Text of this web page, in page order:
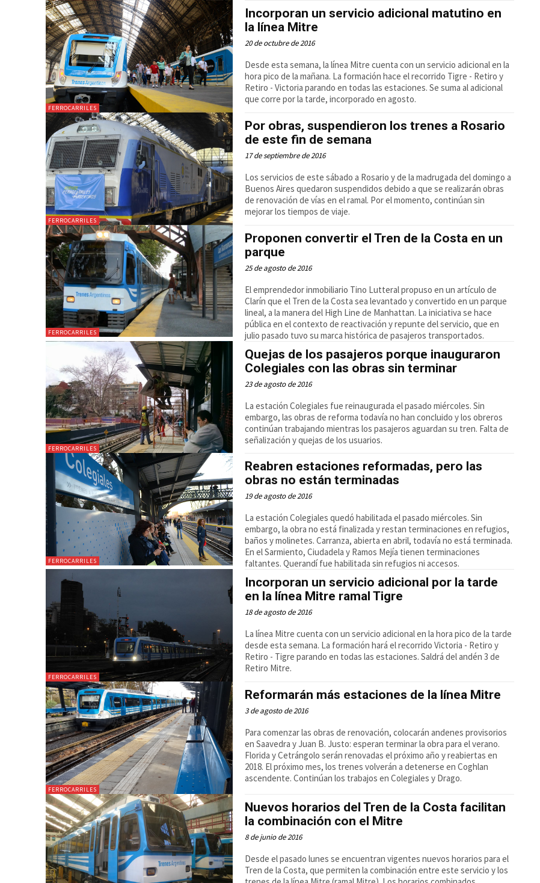
FERROCARRILES
Incorporan un servicio adicional matutino en
la línea Mitre
20 de octubre de 2016
Desde esta semana, la línea Mitre cuenta con un servicio adicional en la
hora pico de la mañana. La formación hace el recorrido Tigre - Retiro y
Retiro - Victoria parando en todas las estaciones. Se suma al adicional
que corre por la tarde, incorporado en agosto.
FERROCARRILES
Por obras, suspendieron los trenes a Rosario
de este fin de semana
17 de septiembre de 2016
Los servicios de este sábado a Rosario y de la madrugada del domingo a
Buenos Aires quedaron suspendidos debido a que se realizarán obras
de renovación de vías en el ramal. Por el momento, continúan sin
mejorar los tiempos de viaje.
FERROCARRILES
Proponen convertir el Tren de la Costa en un
parque
25 de agosto de 2016
El emprendedor inmobiliario Tino Lutteral propuso en un artículo de
Clarín que el Tren de la Costa sea levantado y convertido en un parque
lineal, a la manera del High Line de Manhattan. La iniciativa se hace
pública en el contexto de reactivación y repunte del servicio, que en
julio pasado tuvo su marca histórica de pasajeros transportados.
FERROCARRILES
Quejas de los pasajeros porque inauguraron
Colegiales con las obras sin terminar
23 de agosto de 2016
La estación Colegiales fue reinaugurada el pasado miércoles. Sin
embargo, las obras de reforma todavía no han concluido y los obreros
continúan trabajando mientras los pasajeros aguardan su tren. Falta de
señalización y quejas de los usuarios.
FERROCARRILES
Reabren estaciones reformadas, pero las
obras no están terminadas
19 de agosto de 2016
La estación Colegiales quedó habilitada el pasado miércoles. Sin
embargo, la obra no está finalizada y restan terminaciones en refugios,
baños y molinetes. Carranza, abierta en abril, todavía no está terminada.
En el Sarmiento, Ciudadela y Ramos Mejía tienen terminaciones
faltantes. Querandí fue habilitada sin refugios ni accesos.
FERROCARRILES
Incorporan un servicio adicional por la tarde
en la línea Mitre ramal Tigre
18 de agosto de 2016
La línea Mitre cuenta con un servicio adicional en la hora pico de la tarde
desde esta semana. La formación hará el recorrido Victoria - Retiro y
Retiro - Tigre parando en todas las estaciones. Saldrá del andén 3 de
Retiro Mitre.
FERROCARRILES
Reformarán más estaciones de la línea Mitre
3 de agosto de 2016
Para comenzar las obras de renovación, colocarán andenes provisorios
en Saavedra y Juan B. Justo: esperan terminar la obra para el verano.
Florida y Cetrángolo serán renovadas el próximo año y reabiertas en
2018. El próximo mes, los trenes volverán a detenerse en Coghlan
ascendente. Continúan los trabajos en Colegiales y Drago.
Nuevos horarios del Tren de la Costa facilitan
la combinación con el Mitre
8 de junio de 2016
Desde el pasado lunes se encuentran vigentes nuevos horarios para el
Tren de la Costa, que permiten la combinación entre este servicio y los